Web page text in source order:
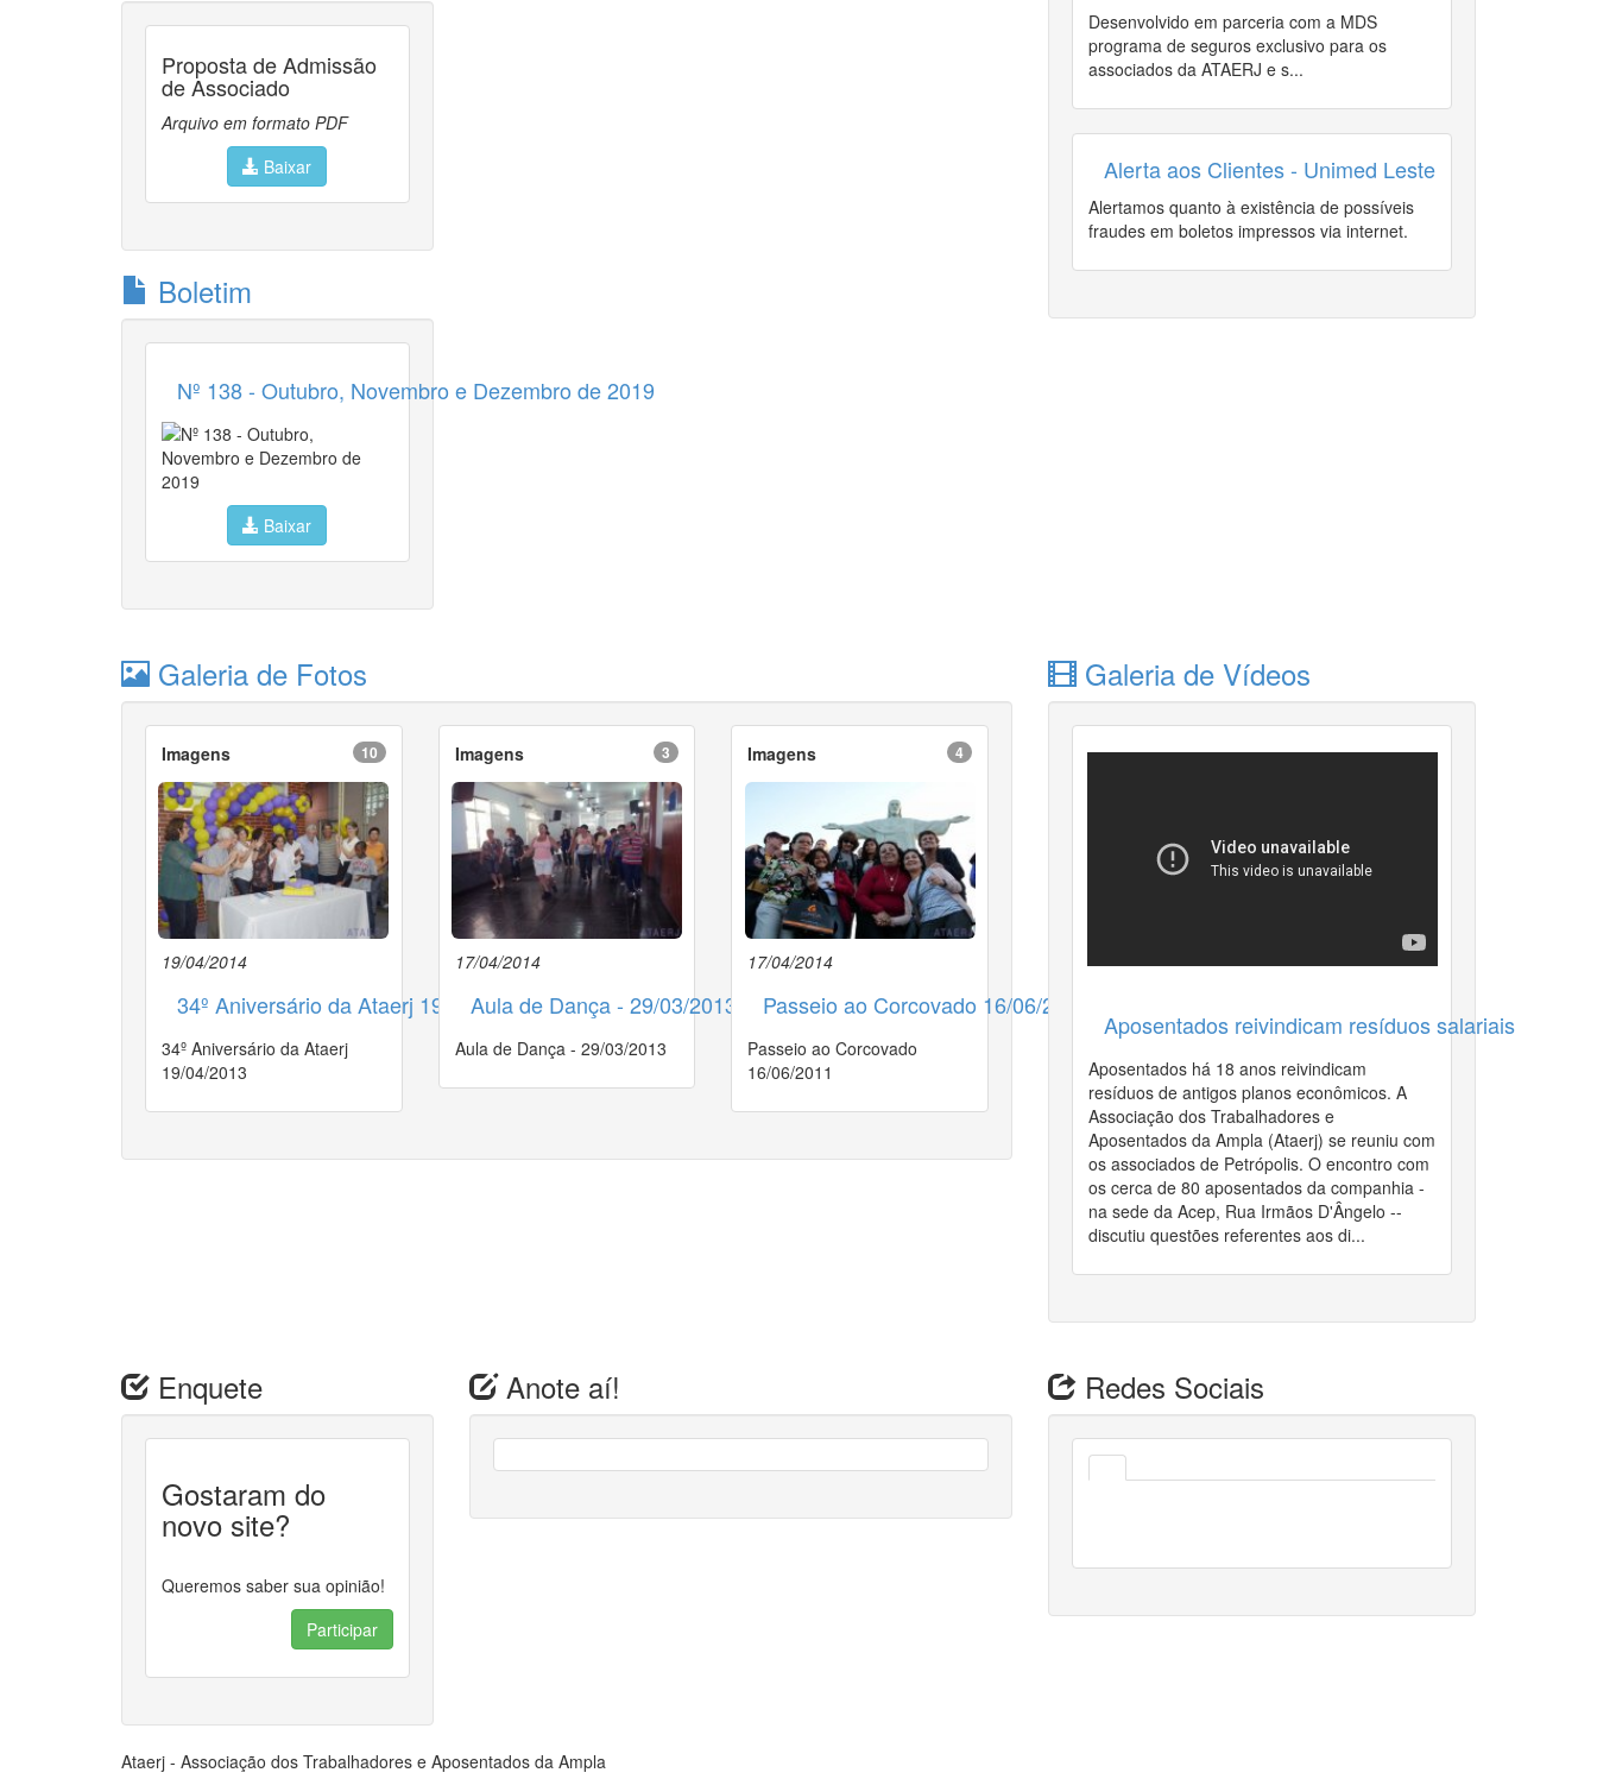
Proposta de Admissão
de Associado
Arquivo em formato PDF
Baixar
Boletim
Nº 138 - Outubro, Novembro e Dezembro de 2019
Baixar
Desenvolvido em parceria com a MDS
programa de seguros exclusivo para os
associados da ATAERJ e s...
Alerta aos Clientes - Unimed Leste Fluminense
Alertamos quanto à existência de possíveis
fraudes em boletos impressos via internet.
Galeria de Fotos
10
Imagens
19/04/2014
34º Aniversário da Ataerj 19/04/2013
34º Aniversário da Ataerj
19/04/2013
3
Imagens
17/04/2014
Aula de Dança - 29/03/2013
Aula de Dança - 29/03/2013
4
Imagens
17/04/2014
Passeio ao Corcovado 16/06/2011
Passeio ao Corcovado
16/06/2011
Galeria de Vídeos
Aposentados reivindicam resíduos salariais
Aposentados há 18 anos reivindicam
resíduos de antigos planos econômicos. A
Associação dos Trabalhadores e
Aposentados da Ampla (Ataerj) se reuniu com
os associados de Petrópolis. O encontro com
os cerca de 80 aposentados da companhia -
na sede da Acep, Rua Irmãos D'Ângelo --
discutiu questões referentes aos di...
Enquete
Gostaram do
novo site?
Queremos saber sua opinião!
Participar
Anote aí! Redes Sociais
Ataerj - Associação dos Trabalhadores e Aposentados da Ampla